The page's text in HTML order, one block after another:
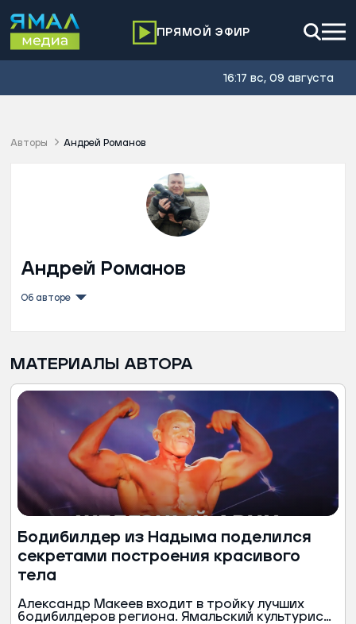
ПРЯМОЙ ЭФИР
16:17 вс, 09 августа
Авторы Андрей Романов
Андрей Романов
Об авторе
МАТЕРИАЛЫ АВТОРА
Бодибилдер из Надыма поделился
секретами построения красивого
тела
Александр Макеев входит в тройку лучших
бодибилдеров региона. Ямальский культурист